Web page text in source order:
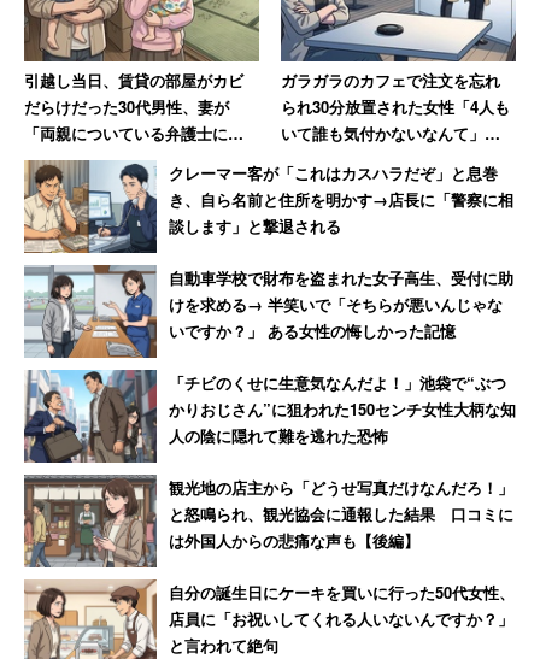
引越し当日、賃貸の部屋がカビ
だらけだった30代男性、妻が
「両親についている弁護士に相
談しますね」と反撃した結果
ガラガラのカフェで注文を忘れ
られ30分放置された女性「4人も
いて誰も気付かないなんて」
クレーマー客が「これはカスハラだぞ」と息巻
き、自ら名前と住所を明かす→店長に「警察に相
談します」と撃退される
自動車学校で財布を盗まれた女子高生、受付に助
けを求める→ 半笑いで「そちらが悪いんじゃな
いですか？」 ある女性の悔しかった記憶
「チビのくせに生意気なんだよ！」池袋で“ぶつ
かりおじさん”に狙われた150センチ女性大柄な知
人の陰に隠れて難を逃れた恐怖
観光地の店主から「どうせ写真だけなんだろ！」
と怒鳴られ、観光協会に通報した結果 口コミに
は外国人からの悲痛な声も【後編】
自分の誕生日にケーキを買いに行った50代女性、
店員に「お祝いしてくれる人いないんですか？」
と言われて絶句